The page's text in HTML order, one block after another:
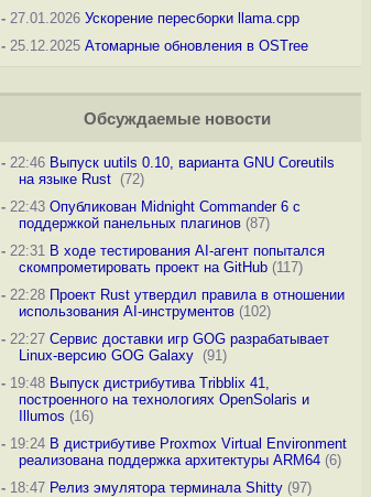
-27.01.2026 Ускорение пересборки llama.cpp
-25.12.2025 Атомарные обновления в OSTree
Обсуждаемые новости
-22:46 Выпуск uutils 0.10, варианта GNU Coreutils
на языке Rust (72)
-22:43 Опубликован Midnight Commander 6 c
поддержкой панельных плагинов(87)
-22:31 В ходе тестирования AI-агент попытался
скомпрометировать проект на GitHub(117)
-22:28 Проект Rust утвердил правила в отношении
использования AI-инструментов(102)
-22:27 Сервис доставки игр GOG разрабатывает
Linux-версию GOG Galaxy (91)
-19:48 Выпуск дистрибутива Tribblix 41,
построенного на технологиях OpenSolaris и
Illumos (16)
-19:24 В дистрибутиве Proxmox Virtual Environment
реализована поддержка архитектуры ARM64(6)
-18:47 Релиз эмулятора терминала Shitty(97)